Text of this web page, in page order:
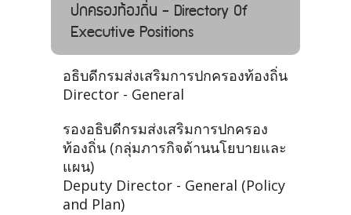
ปกครองท้องถิ่น - Directory Of
Executive Positions
อธิบดีกรมส่งเสริมการปกครองท้องถิ่น
Director - General
รองอธิบดีกรมส่งเสริมการปกครอง
ท้องถิ่น (กลุ่มภารกิจด้านนโยบายและ
แผน)
Deputy Director - General (Policy
and Plan)